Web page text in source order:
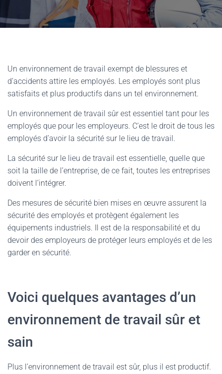
Un environnement de travail exempt de blessures et
d’accidents attire les employés. Les employés sont plus
satisfaits et plus productifs dans un tel environnement.
Un environnement de travail sûr est essentiel tant pour les
employés que pour les employeurs. C’est le droit de tous les
employés d’avoir la sécurité sur le lieu de travail.
La sécurité sur le lieu de travail est essentielle, quelle que
soit la taille de l’entreprise, de ce fait, toutes les entreprises
doivent l’intégrer.
Des mesures de sécurité bien mises en œuvre assurent la
sécurité des employés et protègent également les
équipements industriels. Il est de la responsabilité et du
devoir des employeurs de protéger leurs employés et de les
garder en sécurité.
Voici quelques avantages d’un
environnement de travail sûr et
sain
Plus l’environnement de travail est sûr, plus il est productif.